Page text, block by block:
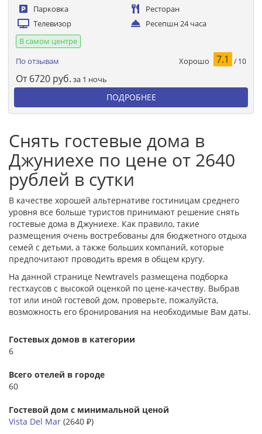
Парковка
Ресторан
Телевизор
Ресепшн 24 часа
В самом центре
По отзывам
Хорошо 7.1 / 10
От 6720 руб. за 1 ночь
ПОДРОБНЕЕ
Снять гостевые дома в
Джуниехе по цене от 2640
рублей в сутки
В качестве хорошей альтернативе гостиницам среднего
уровня все больше туристов принимают решение снять
гостевые дома в Джуниехе. Как правило, такие
размещения очень востребованы для бюджетного отдыха
семей с детьми, а также больших компаний, которые
предпочитают проводить время в общем кругу.
На данной странице Newtravels размещена подборка
гестхаусов с высокой оценкой по цене-качеству. Выбрав
тот или иной гостевой дом, проверьте, пожалуйста,
возможность его бронирования на необходимые Вам даты.
Гостевых домов в категории
6
Всего отелей в городе
60
Гостевой дом с минимальной ценой
Vista Del Mar (2640 ₽)